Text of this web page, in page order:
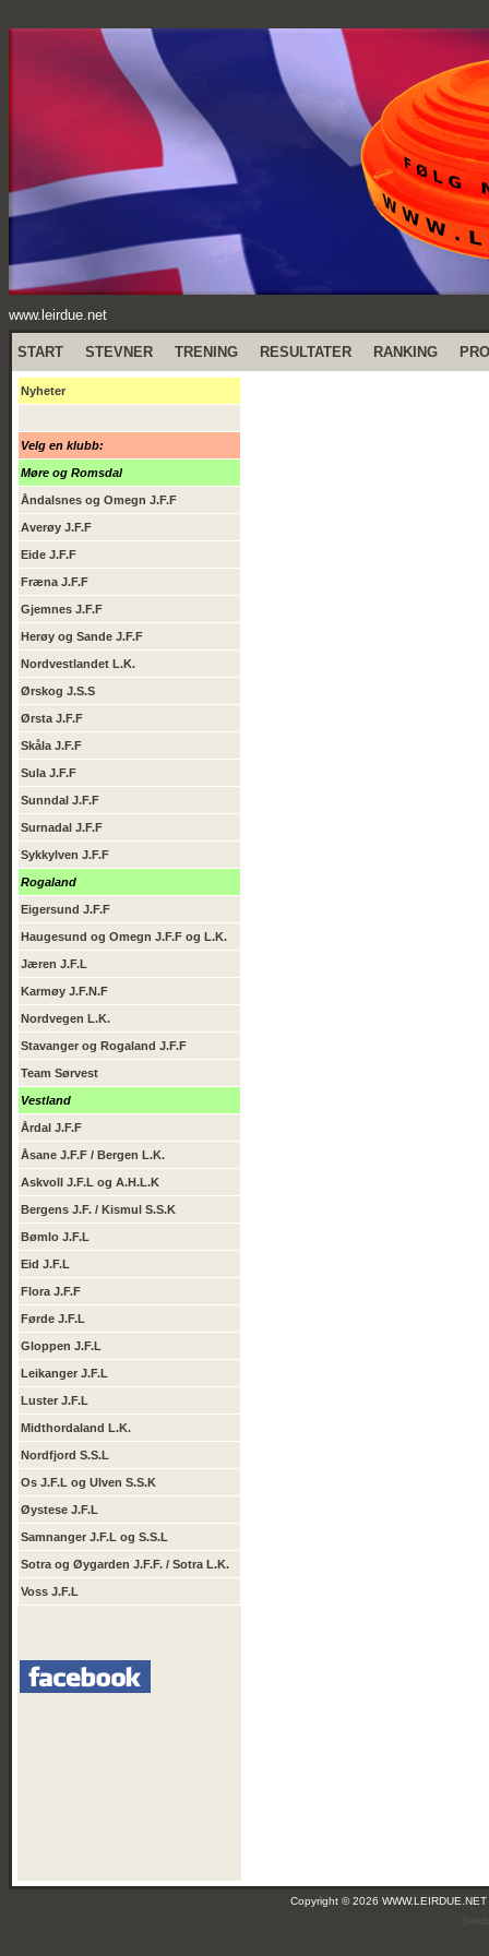
www.leirdue.net
START STEVNER TRENING RESULTATER RANKING
Nyheter
Velg en klubb:
Møre og Romsdal
Åndalsnes og Omegn J.F.F
Averøy J.F.F
Eide J.F.F
Fræna J.F.F
Gjemnes J.F.F
Herøy og Sande J.F.F
Nordvestlandet L.K.
Ørskog J.S.S
Ørsta J.F.F
Skåla J.F.F
Sula J.F.F
Sunndal J.F.F
Surnadal J.F.F
Sykkylven J.F.F
Rogaland
Eigersund J.F.F
Haugesund og Omegn J.F.F og L.K.
Jæren J.F.L
Karmøy J.F.N.F
Nordvegen L.K.
Stavanger og Rogaland J.F.F
Team Sørvest
Vestland
Årdal J.F.F
Åsane J.F.F / Bergen L.K.
Askvoll J.F.L og A.H.L.K
Bergens J.F. / Kismul S.S.K
Bømlo J.F.L
Eid J.F.L
Flora J.F.F
Førde J.F.L
Gloppen J.F.L
Leikanger J.F.L
Luster J.F.L
Midthordaland L.K.
Nordfjord S.S.L
Os J.F.L og Ulven S.S.K
Øystese J.F.L
Samnanger J.F.L og S.S.L
Sotra og Øygarden J.F.F. / Sotra L.K.
Voss J.F.L
Copyright © 2026